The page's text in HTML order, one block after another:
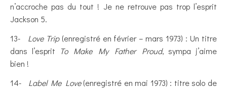
n’accroche pas du tout ! Je ne retrouve pas trop l’esprit
Jackson 5.
13- Love Trip(enregistré en février – mars 1973) : Un titre
dans l’esprit To Make My Father Proud, sympa j’aime
bien !
14- Label Me Love(enregistré en mai 1973) : titre solo de